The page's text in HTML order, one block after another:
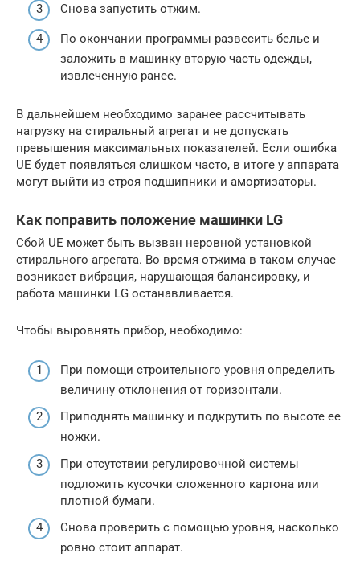
Снова запустить отжим.
По окончании программы развесить белье и
заложить в машинку вторую часть одежды,
извлеченную ранее.
В дальнейшем необходимо заранее рассчитывать
нагрузку на стиральный агрегат и не допускать
превышения максимальных показателей. Если ошибка
UE будет появляться слишком часто, в итоге у аппарата
могут выйти из строя подшипники и амортизаторы.
Как поправить положение машинки LG
Сбой UE может быть вызван неровной установкой
стирального агрегата. Во время отжима в таком случае
возникает вибрация, нарушающая балансировку, и
работа машинки LG останавливается.
Чтобы выровнять прибор, необходимо:
При помощи строительного уровня определить
величину отклонения от горизонтали.
Приподнять машинку и подкрутить по высоте ее
ножки.
При отсутствии регулировочной системы
подложить кусочки сложенного картона или
плотной бумаги.
Снова проверить с помощью уровня, насколько
ровно стоит аппарат.